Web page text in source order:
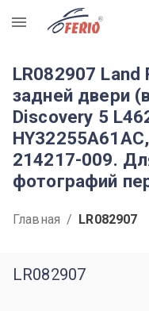
R
LR082907
задней двери
Discovery 5
214217-009.
фотографий
Главная / LR082907
LR082907